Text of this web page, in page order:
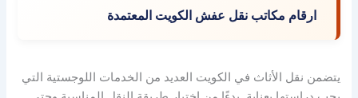
ارقام مكاتب نقل عفش الكويت المعتمدة
يتضمن نقل الأثاث في الكويت العديد من الخدمات اللوجستية التي